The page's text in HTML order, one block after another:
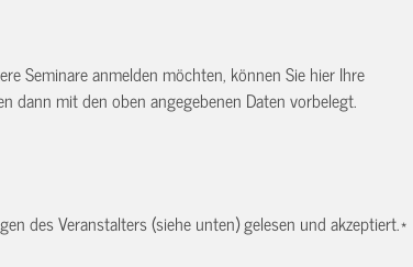
Seminare anmelden möchten, können Sie hier Ihre
dann mit den oben angegebenen Daten vorbelegt.
des Veranstalters (siehe unten) gelesen und akzeptiert.*